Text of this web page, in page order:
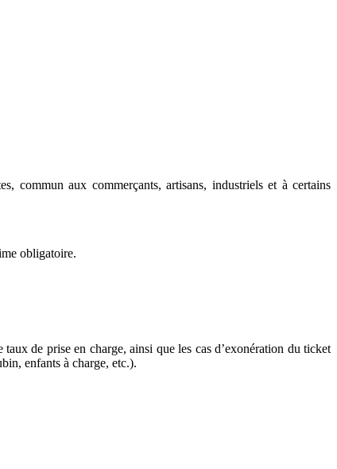
commun aux commerçants, artisans, industriels et à certains
obligatoire.
de prise en charge, ainsi que les cas d’exonération du ticket
enfants à charge, etc.).